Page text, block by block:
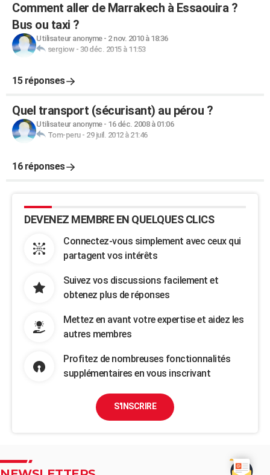
Comment aller de Marrakech à Essaouira ?
Bus ou taxi ?
Utilisateur anonyme- 2 nov. 2010 à 18:36
sergiow- 30 déc. 2015 à 11:53
15 réponses
Quel transport (sécurisant) au pérou ?
Utilisateur anonyme- 16 déc. 2008 à 01:06
Tom-peru- 29 juil. 2012 à 21:46
16 réponses
DEVENEZ MEMBRE EN QUELQUES CLICS
Connectez-vous simplement avec ceux qui
partagent vos intérêts
Suivez vos discussions facilement et
obtenez plus de réponses
Mettez en avant votre expertise et aidez les
autres membres
Profitez de nombreuses fonctionnalités
supplémentaires en vous inscrivant
S'INSCRIRE